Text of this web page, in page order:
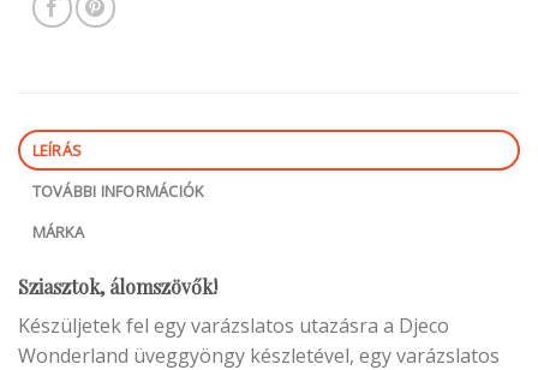
LEÍRÁS
TOVÁBBI INFORMÁCIÓK
MÁRKA
Sziasztok, álomszövők!
Készüljetek fel egy varázslatos utazásra a Djeco
Wonderland üveggyöngy készletével, egy varázslatos